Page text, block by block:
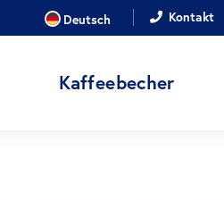
SPRACHEDeutsch Kontakt
Kaffeebecher